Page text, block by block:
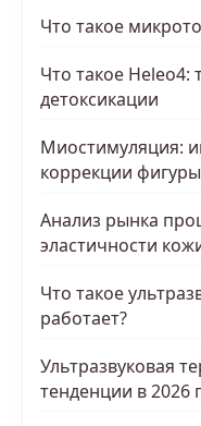
Что такое
Что такое Heleo4:
детоксикации
Миостимуляция:
коррекции
Анализ рынка
эластичности
Что такое
работает?
Ультразвуковая
тенденции в 2026